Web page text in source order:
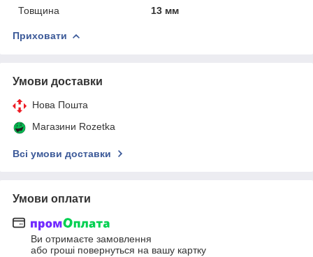
Товщина
13 мм
Приховати
Умови доставки
Нова Пошта
Магазини Rozetka
Всі умови доставки
Умови оплати
Ви отримаєте замовлення
або гроші повернуться на вашу картку